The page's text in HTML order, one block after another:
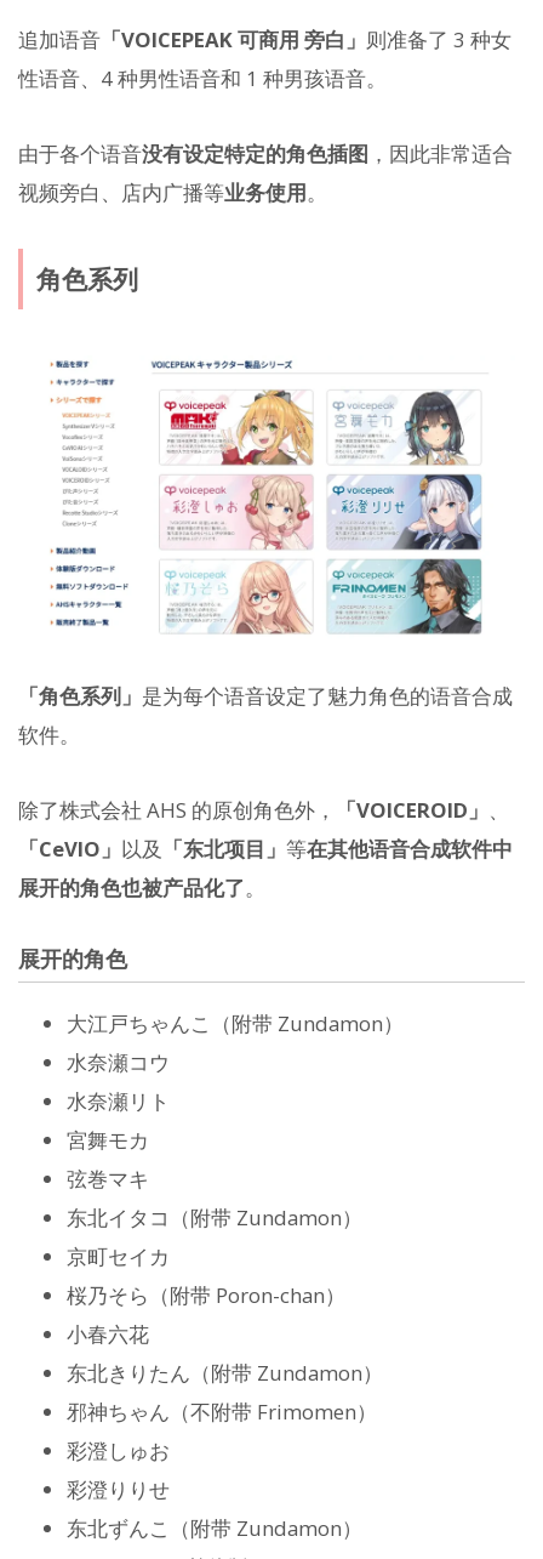
追加语音 「VOICEPEAK 可商用 旁白」 则准备了 3 种女
性语音、4 种男性语音和 1 种男孩语音。
由于各个语音没有设定特定的角色插图 ，因此非常适合
视频旁白、店内广播等业务使用。
角色系列
「角色系列」 是为每个语音设定了魅力角色的语音合成
软件。
除了株式会社 AHS 的原创角色外， 「VOICEROID」 、
「CeVIO」 以及 「东北项目」 等在其他语音合成软件中
展开的角色也被产品化了。
展开的角色
大江戸ちゃんこ（附带 Zundamon）
水奈瀬コウ
水奈瀬リト
宮舞モカ
弦巻マキ
东北イタコ（附带 Zundamon）
京町セイカ
桜乃そら（附带 Poron-chan）
小春六花
东北きりたん（附带 Zundamon）
邪神ちゃん（不附带 Frimomen）
彩澄しゅお
彩澄りりせ
东北ずんこ（附带 Zundamon）